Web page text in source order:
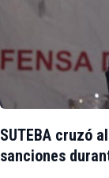
SUTEBA cruzó
sanciones